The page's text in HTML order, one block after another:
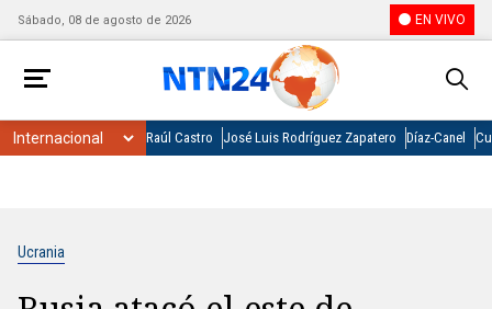
Sábado, 08 de agosto de 2026 EN VIVO
Raúl Castro José Luis Rodríguez Zapatero Díaz-Canel
Ucrania